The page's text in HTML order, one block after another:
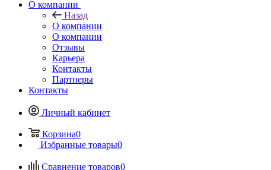
О компании
Назад
О компании
О компании
Отзывы
Карьера
Контакты
Партнеры
Контакты
Личный кабинет
Корзина0
Избранные товары0
Сравнение товаров0